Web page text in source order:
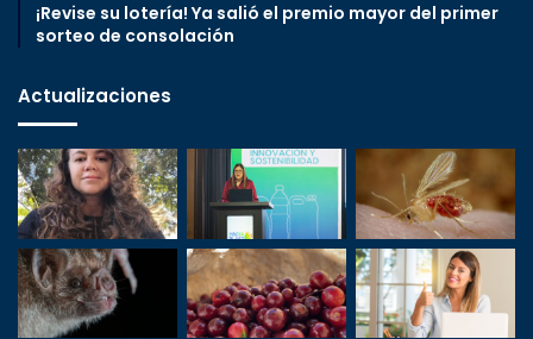
¡Revise su lotería! Ya salió el premio mayor del primer
sorteo de consolación
Actualizaciones